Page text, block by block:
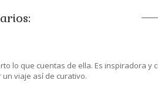
lo que cuentas de ella. Es inspiradora y
viaje así de curativo.